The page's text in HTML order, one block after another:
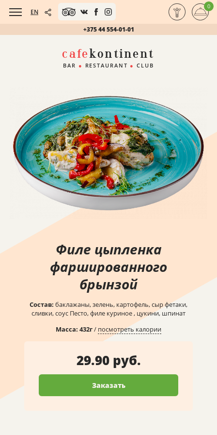
EN
+375 44 554-01-01
0
cafekontinent
BAR ● RESTAURANT ● CLUB
Филе цыпленка
фаршированного
брынзой
Состав: баклажаны, зелень, картофель, сыр фетаки,
сливки, соус Песто, филе куриное , цукини, шпинат
Масса: 432г/ посмотреть калории
29.90 руб.
Заказать